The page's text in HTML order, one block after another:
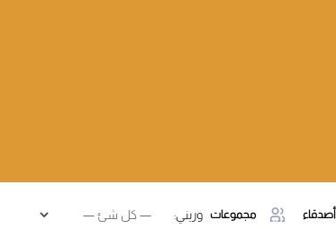
أصدقاء مجموعات وريني: